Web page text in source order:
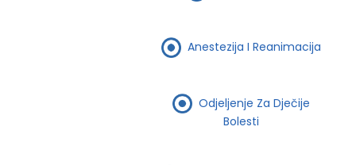
Anestezija I Reanimacija
Odjeljenje Za Dječije
Bolesti